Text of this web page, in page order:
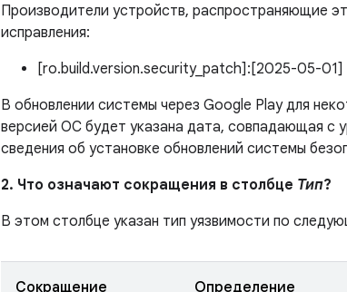
Производители устройств, распространяющие
исправления:
[ro.build.version.security_patch]:[2025-05-01]
В обновлении системы через Google Play для
версией ОС будет указана дата, совпадающая с
сведения об установке обновлений системы
2. Что означают сокращения в столбце Тип?
В этом столбце указан тип уязвимости по
Сокращение Определение